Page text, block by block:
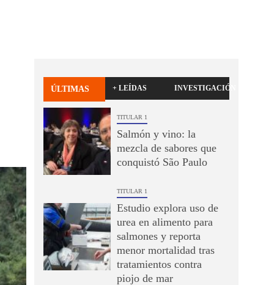
ÚLTIMAS + LEÍDAS INVESTIGACIÓN
TITULAR 1
Salmón y vino: la
mezcla de sabores que
conquistó São Paulo
TITULAR 1
Estudio explora uso de
urea en alimento para
salmones y reporta
menor mortalidad tras
tratamientos contra
piojo de mar